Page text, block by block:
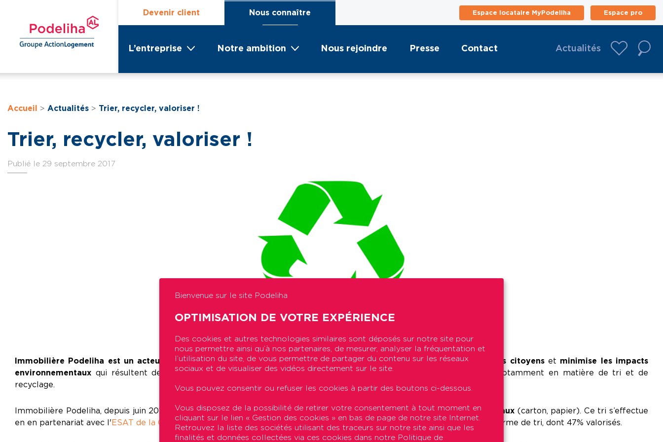
Devenir client Nous connaître Espace locataire MyPodeliha Espace pro
L’entreprise Notre ambition Nous rejoindre Presse Contact Actualités
Accueil > Actualités > Trier, recycler, valoriser !
Trier, recycler, valoriser !
Publié le 29 septembre 2017
Immobilière Podeliha est un acteur engagé dans le développement durable. L’entreprise adopte descomportements citoyenset minimise les impacts
environnementaux qui résultent de la conception, de l’entretien et de l’exploitation de son patrimoine immobilier, notamment en matière de tri et de
recyclage.
Immobilière Podeliha, depuis juin 2010, assure letri des déchets issus des chantiers de la Régie et de l’activité des bureaux (carton, papier). Ce tri s’effectue
en en partenariat avec l'ESAT de la Gibaudière . En 2016, 42,1 tonnes de déchets de ce type ont été transférées à la plateforme de tri, dont 47% valorisés.
Bienvenue sur le site Podeliha
OPTIMISATION DE VOTRE EXPÉRIENCE
Des cookies et autres technologies similaires sont déposés sur notre site pour
nous permettre ainsi qu’à nos partenaires, de mesurer, analyser la fréquentation et
l’utilisation du site, de vous permettre de partager du contenu sur les réseaux
sociaux et de visualiser des vidéos directement sur le site.
Vous pouvez consentir ou refuser les cookies à partir des boutons ci-dessous.
Vous disposez de la possibilité de retirer votre consentement à tout moment en
cliquant sur le lien « Gestion des cookies » en bas de page de notre site Internet.
Retrouvez la liste des sociétés utilisant des traceurs sur notre site ainsi que les
finalités et données collectées via ces cookies dans notre Politique de